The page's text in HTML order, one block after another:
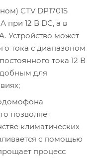
CTV DP1701S
при 12 В DC, а в
Устройство может
тока с диапазоном
тока 12 В
для
позволяет
климатических
с помощью
процесс